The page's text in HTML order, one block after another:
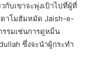
กับเขาจะพุ่งเป้าไปที่ผู้ที่
ดาโมฮัมหมัด Jaish-e-
รมเช่นการดูหมิ่น
ซึ่งจะนำผู้กระทำ